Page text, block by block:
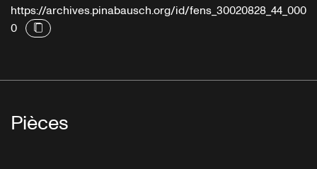
https://archives.pinabausch.org/id/fens_30020828_44_000
0
Pièces